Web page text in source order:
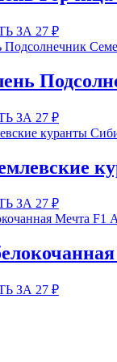
ЗА 27 ₽
ЗА 27 ₽
ЗА 27 ₽
ЗА 27 ₽